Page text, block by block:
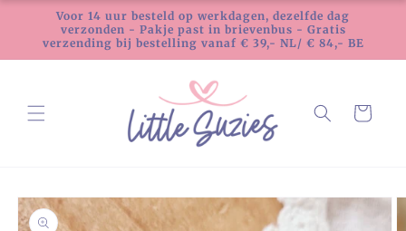
naar de
content
Voor 14 uur besteld op werkdagen, dezelfde dag
verzonden - Pakje past in brievenbus - Gratis
verzending bij bestelling vanaf € 39,- NL/ € 84,- BE
Winkelwagen
direct naar